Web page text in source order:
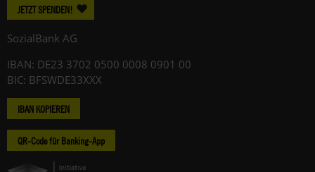
JETZT SPENDEN!
SozialBank AG
IBAN: DE23 3702 0500 0008 0901 00
BIC: BFSWDE33XXX
IBAN KOPIEREN
QR-Code für Banking-App